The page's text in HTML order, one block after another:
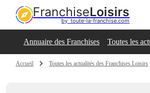
FranchiseLoisirs
by  toute-la-franchise.com
Annuaire des Franchises Toutes les
Accueil Toutes les actualités des Franchises Loisirs